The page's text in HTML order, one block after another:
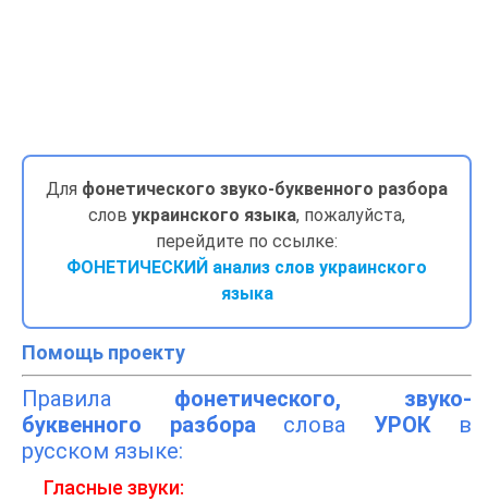
Для фонетического звуко-буквенного разбора
слов украинского языка, пожалуйста,
перейдите по ссылке:
ФОНЕТИЧЕСКИЙ анализ слов украинского
языка
Помощь проекту
Правила фонетического, звуко-
буквенного разбораслова УРОКв
русском языке:
Гласные звуки: